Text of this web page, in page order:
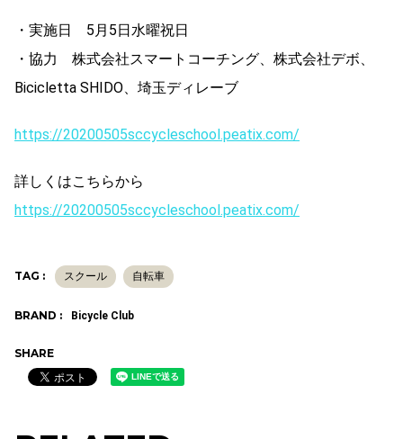
・実施日 5月5日水曜祝日
・協力 株式会社スマートコーチング、株式会社デボ、
Bicicletta SHIDO、埼玉ディレーブ
https://20200505sccycleschool.peatix.com/
詳しくはこちらから
https://20200505sccycleschool.peatix.com/
TAG : スクール 自転車
BRAND : Bicycle Club
SHARE